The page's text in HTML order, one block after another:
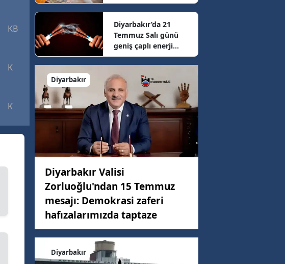
KB 3.02 km/h
K 3.57 km/h
K 4.42 km/h
sonrası güncel fiyatlar
belli oldu
Diyarbakır’da 21
Temmuz Salı günü
geniş çaplı enerji
mesaisi: 16 ilçede
elektrikler kesilecek
Diyarbakır
Diyarbakır Valisi
Zorluoğlu'ndan 15 Temmuz
mesajı: Demokrasi zaferi
hafızalarımızda taptaze
Diyarbakır